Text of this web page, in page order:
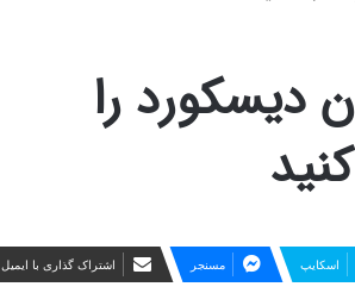
دیسکورد را
اسکایپ مسنجر اشتراک گذاری با ایمیل